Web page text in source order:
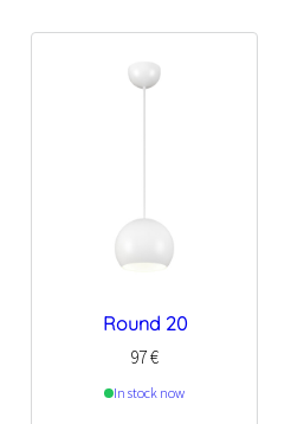
Round 20
97€
In stock now